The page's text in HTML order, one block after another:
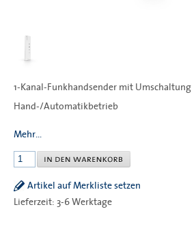
1-Kanal-Funkhandsender mit Umschaltung
Hand-/Automatikbetrieb
Mehr...
Artikel auf Merkliste setzen
Lieferzeit: 3-6 Werktage